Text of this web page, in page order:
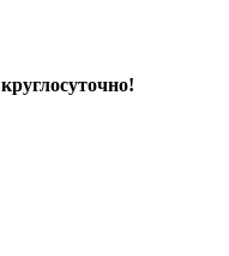
круглосуточно!